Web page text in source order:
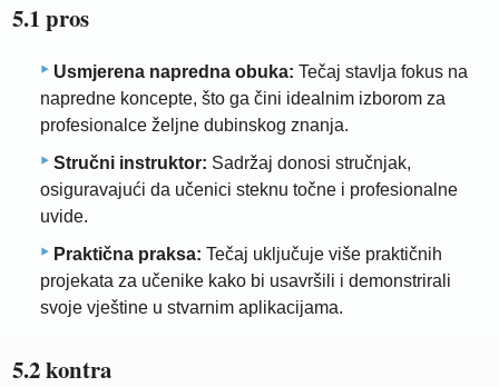
5.1 pros
Usmjerena napredna obuka: Tečaj stavlja fokus na
napredne koncepte, što ga čini idealnim izborom za
profesionalce željne dubinskog znanja.
Stručni instruktor: Sadržaj donosi stručnjak,
osiguravajući da učenici steknu točne i profesionalne
uvide.
Praktična praksa: Tečaj uključuje više praktičnih
projekata za učenike kako bi usavršili i demonstrirali
svoje vještine u stvarnim aplikacijama.
5.2 kontra